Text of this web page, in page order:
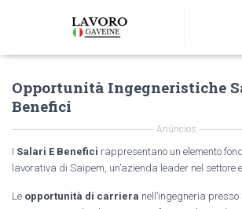
Opportunità Ingegneristiche
Benefici
Anúncios
I Salari E Benefici rappresentano un elemento
lavorativa di Saipem, un’azienda leader nel settore
Le opportunità di carriera nell’ingegneria